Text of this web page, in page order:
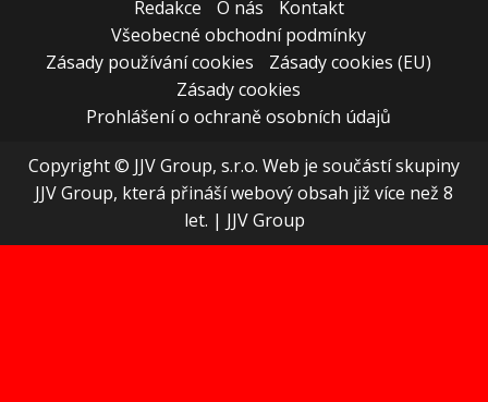
Redakce
O nás
Kontakt
Všeobecné obchodní podmínky
Zásady používání cookies
Zásady cookies (EU)
Zásady cookies
Prohlášení o ochraně osobních údajů
Copyright © JJV Group, s.r.o. Web je součástí skupiny
JJV Group, která přináší webový obsah již více než 8
let. | JJV Group